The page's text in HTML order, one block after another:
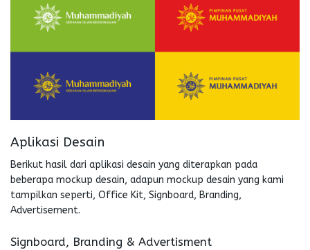
Aplikasi Desain
Berikut hasil dari aplikasi desain yang diterapkan pada
beberapa mockup desain, adapun mockup desain yang kami
tampilkan seperti, Office Kit, Signboard, Branding,
Advertisement.
Signboard, Branding & Advertisment